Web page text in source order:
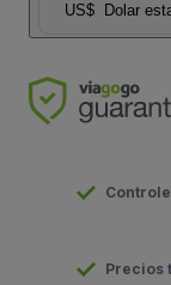
US$ Dolar
Precios